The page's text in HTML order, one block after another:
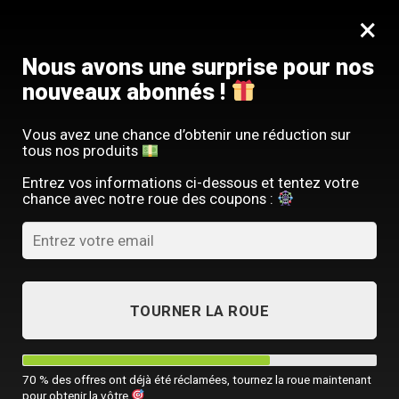
contenu
ACCUEIL / TOUTES NOS SACOCHES HOMME
×
Nous avons une surprise pour nos
nouveaux abonnés !
Vous avez une chance d’obtenir une réduction sur
tous nos produits
Entrez vos informations ci-dessous et tentez votre
chance avec notre roue des coupons :
TOURNER LA ROUE
70 % des offres ont déjà été réclamées, tournez la roue maintenant
pour obtenir la vôtre